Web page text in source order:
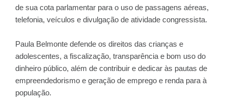
de sua cota parlamentar para o uso de passagens aéreas,
telefonia, veículos e divulgação de atividade congressista.
Paula Belmonte defende os direitos das crianças e
adolescentes, a fiscalização, transparência e bom uso do
dinheiro público, além de contribuir e dedicar às pautas de
empreendedorismo e geração de emprego e renda para à
população.